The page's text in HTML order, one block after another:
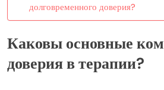
долговременного доверия?
Каковы основные
доверия в терапии?